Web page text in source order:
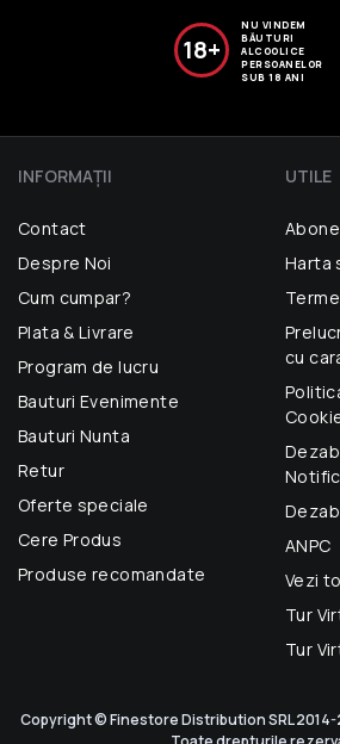
18+
NU VINDEM
BĂUTURI
ALCOOLICE
PERSOANELOR
SUB 18 ANI
INFORMAŢII
Contact
Despre Noi
Cum cumpar?
Plata & Livrare
Program de lucru
Bauturi Evenimente
Bauturi Nunta
Retur
Oferte speciale
Cere Produs
Produse recomandate
UTILE
Harta
cu
ANPC
Vezi
Tur
Tur
Copyright © Finestore Distribution SRL